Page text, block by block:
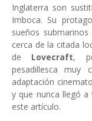
Inglaterra son
Imboca. Su
sueños
cerca de la citada
de Lovecraft,
pesadillesca muy
adaptación
y que nunca llegó a
este artículo.